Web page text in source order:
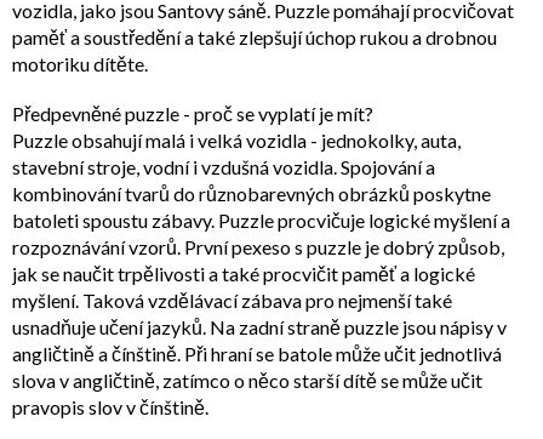
vozidla, jako jsou Santovy sáně. Puzzle pomáhají procvičovat
paměť a soustředění a také zlepšují úchop rukou a drobnou
motoriku dítěte.
Předpevněné puzzle - proč se vyplatí je mít?
Puzzle obsahují malá i velká vozidla - jednokolky, auta,
stavební stroje, vodní i vzdušná vozidla. Spojování a
kombinování tvarů do různobarevných obrázků poskytne
batoleti spoustu zábavy. Puzzle procvičuje logické myšlení a
rozpoznávání vzorů. První pexeso s puzzle je dobrý způsob,
jak se naučit trpělivosti a také procvičit paměť a logické
myšlení. Taková vzdělávací zábava pro nejmenší také
usnadňuje učení jazyků. Na zadní straně puzzle jsou nápisy v
angličtině a čínštině. Při hraní se batole může učit jednotlivá
slova v angličtině, zatímco o něco starší dítě se může učit
pravopis slov v čínštině.